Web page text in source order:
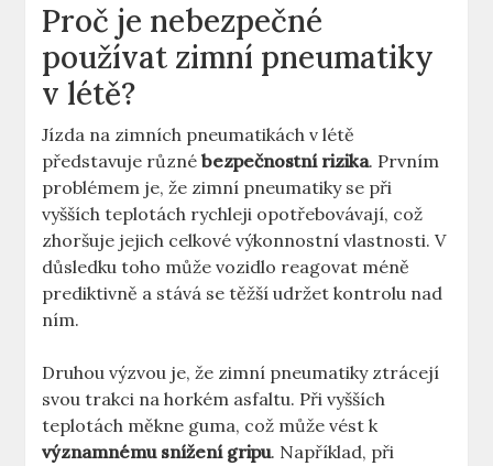
Proč je nebezpečné
používat zimní pneumatiky
v létě?
Jízda na zimních pneumatikách v létě
představuje různébezpečnostní rizika. Prvním
problémem je, že zimní pneumatiky se při
vyšších teplotách rychleji opotřebovávají, což
zhoršuje jejich celkové výkonnostní vlastnosti. V
důsledku toho může vozidlo reagovat méně
prediktivně a stává se těžší udržet kontrolu nad
ním.
Druhou výzvou je, že zimní pneumatiky ztrácejí
svou trakci na horkém asfaltu. Při vyšších
teplotách měkne guma, což může vést k
významnému snížení gripu. Například, při